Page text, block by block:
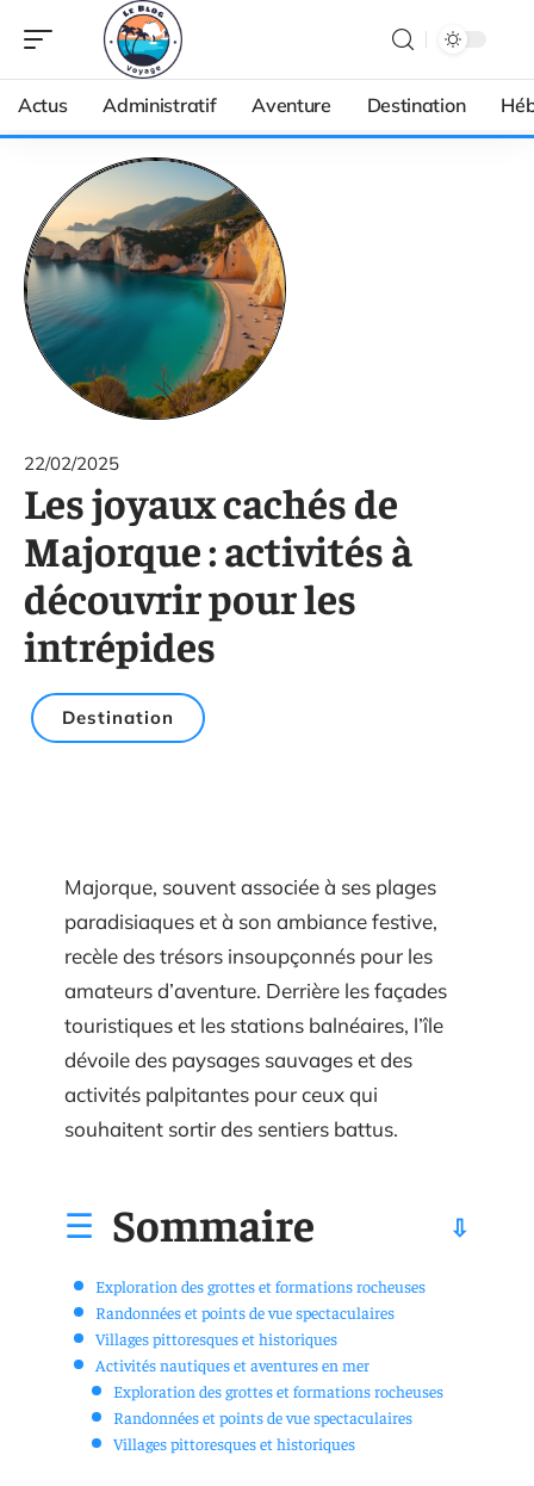
Actus Administratif Aventure Destination
22/02/2025
Les joyaux cachés de
Majorque : activités à
découvrir pour les
intrépides
Destination
Majorque, souvent associée à ses plages
paradisiaques et à son ambiance festive,
recèle des trésors insoupçonnés pour les
amateurs d’aventure. Derrière les façades
touristiques et les stations balnéaires, l’île
dévoile des paysages sauvages et des
activités palpitantes pour ceux qui
souhaitent sortir des sentiers battus.
Sommaire
Exploration des grottes et formations rocheuses
Randonnées et points de vue spectaculaires
Villages pittoresques et historiques
Activités nautiques et aventures en mer
Exploration des grottes et formations rocheuses
Randonnées et points de vue spectaculaires
Villages pittoresques et historiques